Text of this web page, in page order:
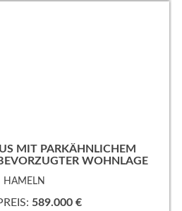
MIT PARKÄHNLICHEM
WOHNLAGE
HAMELN
589.000 €